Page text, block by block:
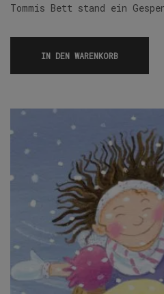
Tommis Bett stand ein
IN DEN WARENKORB